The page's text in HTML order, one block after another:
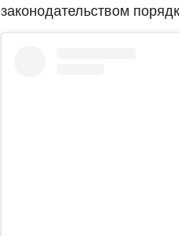
законодательством